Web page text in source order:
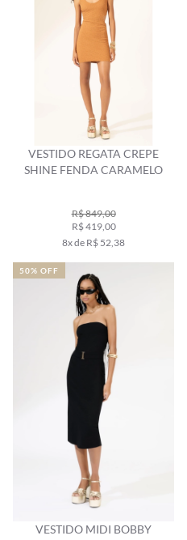
VESTIDO REGATA CREPE
SHINE FENDA CARAMELO
R$ 849,00
R$ 419,00
8x de R$ 52,38
VESTIDO MIDI BOBBY
50% OFF